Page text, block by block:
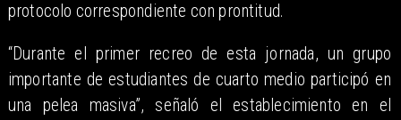
protocolo correspondiente con prontitud.
“Durante el primer recreo de esta jornada, un grupo
importante de estudiantes de cuarto medio participó en
una pelea masiva”, señaló el establecimiento en el